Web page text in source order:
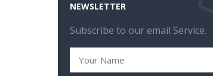
NEWSLETTER
Subscribe to our email Service.